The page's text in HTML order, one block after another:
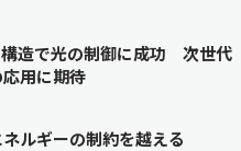
構造で光の制御に成功 次世代
用に期待
ルギーの制約を越える